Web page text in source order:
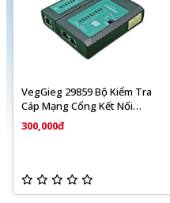
VegGieg 29859 Bộ Kiểm Tra
Cáp Mạng Cổng Kết Nối
RJ45/RJ11 VegGieg V-E110
300,000đ